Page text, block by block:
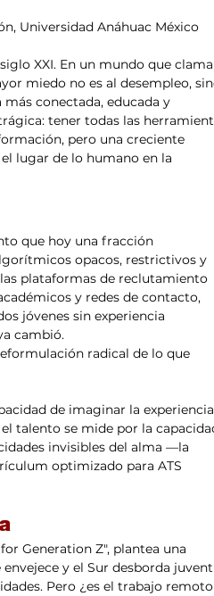
Universidad Anáhuac México
XXI. En un mundo que clama
miedo no es al desempleo,
conectada, educada y
tener todas las
pero una creciente
lugar de lo humano en la
que hoy una fracción
opacos, restrictivos y
plataformas de reclutamiento
y redes de contacto,
jóvenes sin experiencia
cambió.
radical de lo que
de imaginar la experiencia
talento se mide por la
invisibles del alma —la
optimizado para ATS
Generation Z", plantea una
y el Sur desborda
Pero ¿es el trabajo remoto